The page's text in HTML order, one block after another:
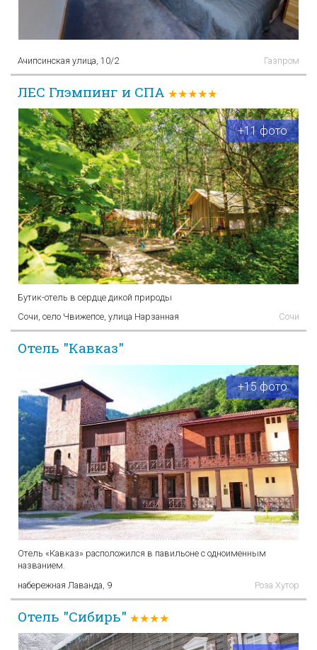
Ачипсинская улица, 10/2 Газпром
ЛЕС Глэмпинг и СПА ★★★★★
+11 фото
Бутик-отель в сердце дикой природы
Сочи, село Чвижепсе, улица Нарзанная
Сочи
Отель "Кавказ"
+15 фото
Отель «Кавказ» расположился в павильоне с одноименным
названием.
набережная Лаванда, 9
Роза Хутор
Отель "Сибирь" ★★★★